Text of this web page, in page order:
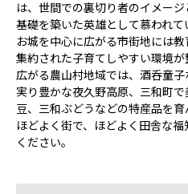
は、世間での裏切り者のイメー
基礎を築いた英雄として慕われて
お城を中心に広がる市街地には
集約された子育てしやすい環境
広がる農山村地域では、酒呑童子
実り豊かな夜久野高原、三和町
豆、三和ぶどうなどの特産品を育
ほどよく街で、ほどよく田舎な福
ください。